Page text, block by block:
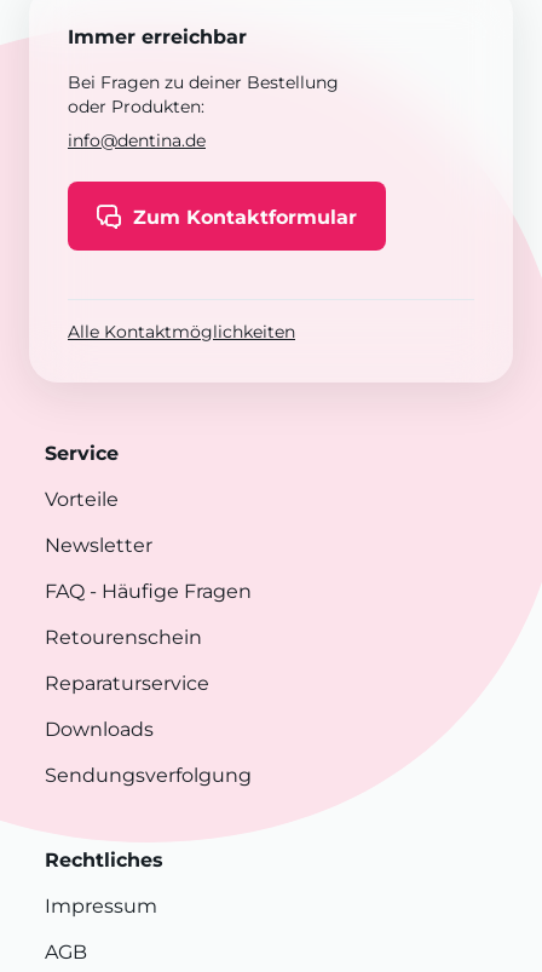
Immer erreichbar
Bei Fragen zu deiner Bestellung
oder Produkten:
info@dentina.de
Zum Kontaktformular
Alle Kontaktmöglichkeiten
Service
Vorteile
Newsletter
FAQ - Häufige Fragen
Retourenschein
Reparaturservice
Downloads
Sendungsverfolgung
Rechtliches
Impressum
AGB